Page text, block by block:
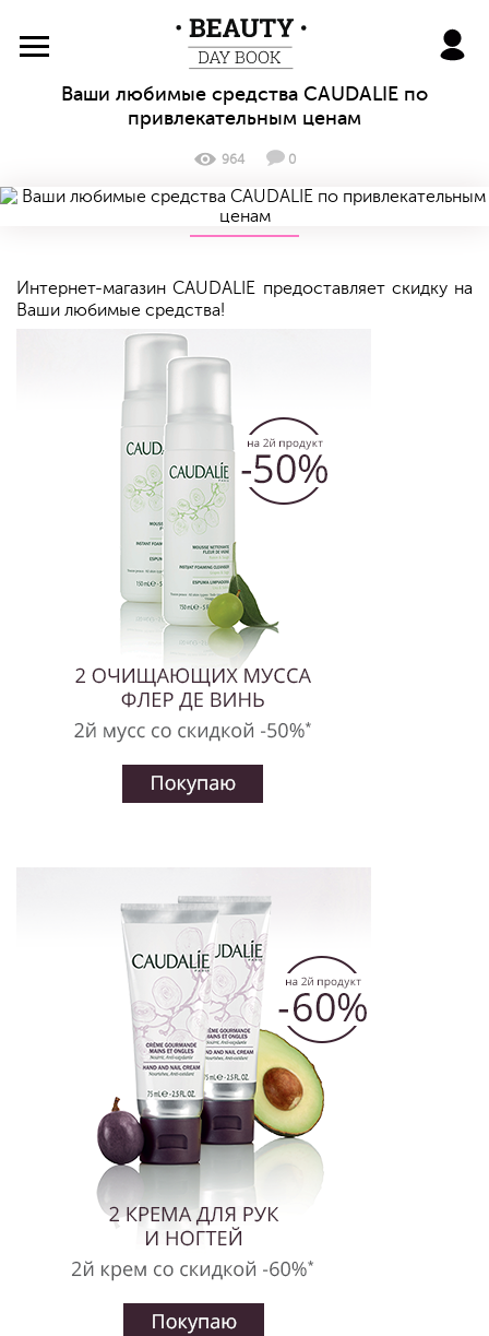
BeautyDayBook
Ваши любимые средства CAUDALIE по
привлекательным ценам
964 0
Интернет-магазин CAUDALIE предоставляет скидку на
Ваши любимые средства!